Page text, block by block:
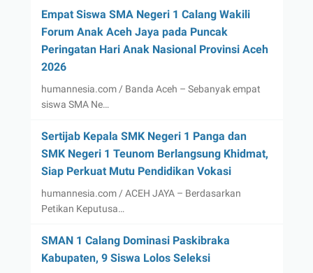
Empat Siswa SMA Negeri 1 Calang Wakili
Forum Anak Aceh Jaya pada Puncak
Peringatan Hari Anak Nasional Provinsi Aceh
2026
humannesia.com / Banda Aceh – Sebanyak empat
siswa SMA Ne…
Sertijab Kepala SMK Negeri 1 Panga dan
SMK Negeri 1 Teunom Berlangsung Khidmat,
Siap Perkuat Mutu Pendidikan Vokasi
humannesia.com / ACEH JAYA – Berdasarkan
Petikan Keputusa…
SMAN 1 Calang Dominasi Paskibraka
Kabupaten, 9 Siswa Lolos Seleksi